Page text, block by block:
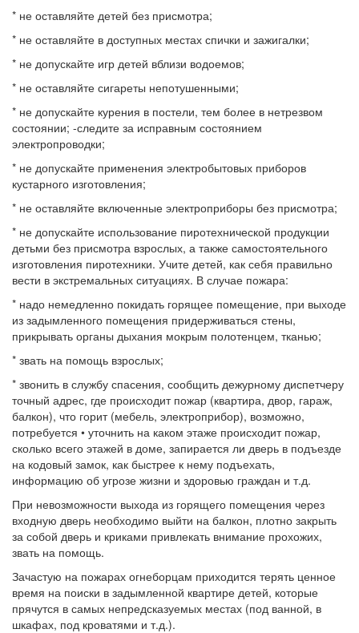
* не оставляйте детей без присмотра;
* не оставляйте в доступных местах спички и зажигалки;
* не допускайте игр детей вблизи водоемов;
* не оставляйте сигареты непотушенными;
* не допускайте курения в постели, тем более в нетрезвом
состоянии; -следите за исправным состоянием
электропроводки;
* не допускайте применения электробытовых приборов
кустарного изготовления;
* не оставляйте включенные электроприборы без присмотра;
* не допускайте использование пиротехнической продукции
детьми без присмотра взрослых, а также самостоятельного
изготовления пиротехники. Учите детей, как себя правильно
вести в экстремальных ситуациях. В случае пожара:
* надо немедленно покидать горящее помещение, при выходе
из задымленного помещения придерживаться стены,
прикрывать органы дыхания мокрым полотенцем, тканью;
* звать на помощь взрослых;
* звонить в службу спасения, сообщить дежурному диспетчеру
точный адрес, где происходит пожар (квартира, двор, гараж,
балкон), что горит (мебель, электроприбор), возможно,
потребуется • уточнить на каком этаже происходит пожар,
сколько всего этажей в доме, запирается ли дверь в подъезде
на кодовый замок, как быстрее к нему подъехать,
информацию об угрозе жизни и здоровью граждан и т.д.
При невозможности выхода из горящего помещения через
входную дверь необходимо выйти на балкон, плотно закрыть
за собой дверь и криками привлекать внимание прохожих,
звать на помощь.
Зачастую на пожарах огнеборцам приходится терять ценное
время на поиски в задымленной квартире детей, которые
прячутся в самых непредсказуемых местах (под ванной, в
шкафах, под кроватями и т.д.).